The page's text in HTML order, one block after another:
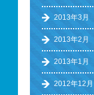
2013年3月
2013年2月
2013年1月
2012年12月